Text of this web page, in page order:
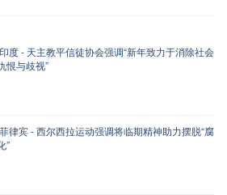
度 - 天主教平信徒协会强调“新年致力于消除社会
恨与歧视”
律宾 - 西尔西拉运动强调将临期精神助力摆脱“腐
”